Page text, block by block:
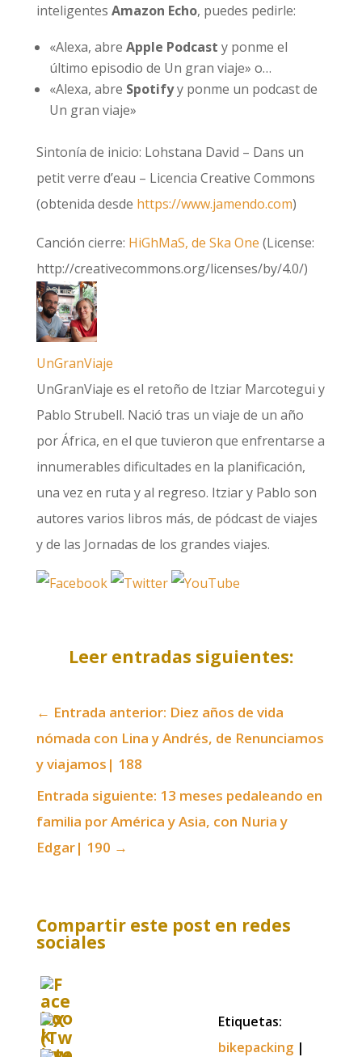
inteligentes Amazon Echo, puedes pedirle:
«Alexa, abre Apple Podcast y ponme el
último episodio de Un gran viaje» o…
«Alexa, abre Spotifyy ponme un podcast de
Un gran viaje»
Sintonía de inicio: Lohstana David – Dans un
petit verre d’eau – Licencia Creative Commons
(obtenida desde https://www.jamendo.com)
Canción cierre: HiGhMaS, de Ska One (License:
http://creativecommons.org/licenses/by/4.0/)
UnGranViaje
UnGranViaje es el retoño de Itziar Marcotegui y
Pablo Strubell. Nació tras un viaje de un año
por África, en el que tuvieron que enfrentarse a
innumerables dificultades en la planificación,
una vez en ruta y al regreso. Itziar y Pablo son
autores varios libros más, de pódcast de viajes
y de las Jornadas de los grandes viajes.
Leer entradas siguientes:
← Entrada anterior: Diez años de vida
nómada con Lina y Andrés, de Renunciamos
y viajamos| 188
Entrada siguiente: 13 meses pedaleando en
familia por América y Asia, con Nuria y
Edgar| 190 →
Compartir este post en redes
sociales
Etiquetas:
bikepacking|